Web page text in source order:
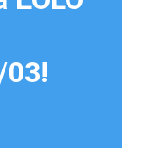
03!